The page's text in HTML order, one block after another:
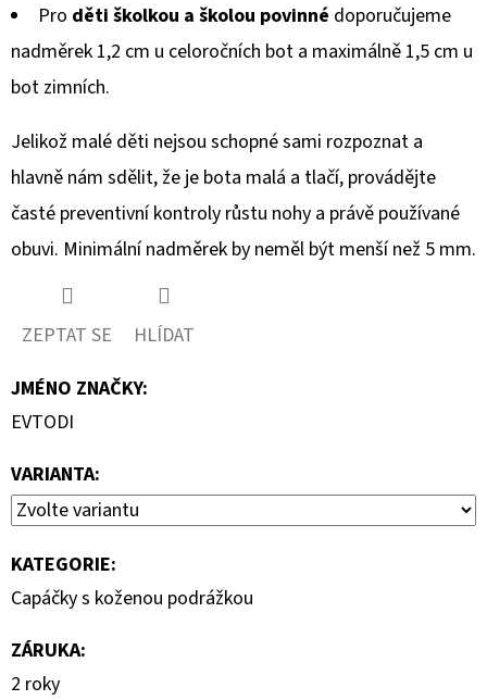
Pro děti školkou a školou povinné doporučujeme
nadměrek 1,2 cm u celoročních bot a maximálně 1,5 cm u
bot zimních.
Jelikož malé děti nejsou schopné sami rozpoznat a
hlavně nám sdělit, že je bota malá a tlačí, provádějte
časté preventivní kontroly růstu nohy a právě používané
obuvi. Minimální nadměrek by neměl být menší než 5 mm.
ZEPTAT SE
HLÍDAT
JMÉNO ZNAČKY:
EVTODI
VARIANTA:
KATEGORIE:
Capáčky s koženou podrážkou
ZÁRUKA:
2 roky